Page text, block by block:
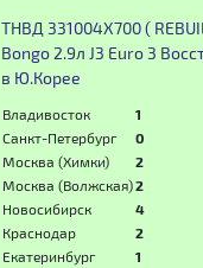
ТНВД 331004X700 (
Bongo 2.9л J3 Euro 3
в Ю.Корее
Владивосток
1
Санкт-Петербург
0
Москва (Химки)
2
Москва (Волжская)2
Новосибирск
4
Краснодар
2
Екатеринбург
1